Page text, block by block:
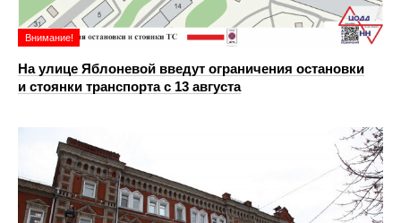
Внимание!
На улице Яблоневой введут ограничения остановки
и стоянки транспорта с 13 августа